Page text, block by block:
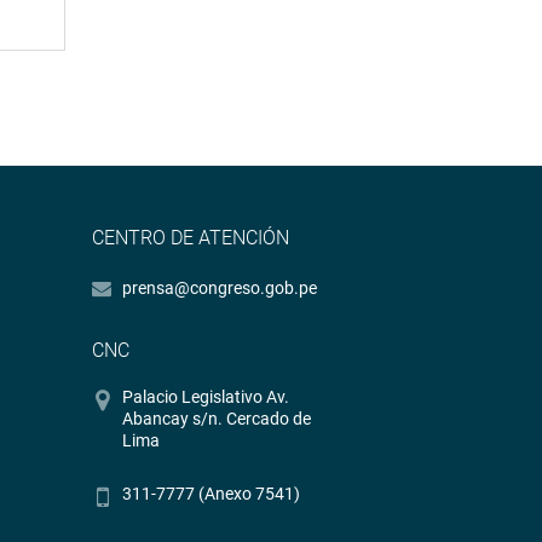
CENTRO DE ATENCIÓN
prensa@congreso.gob.pe
CNC
Palacio Legislativo Av.
Abancay s/n. Cercado de
Lima
311-7777 (Anexo 7541)